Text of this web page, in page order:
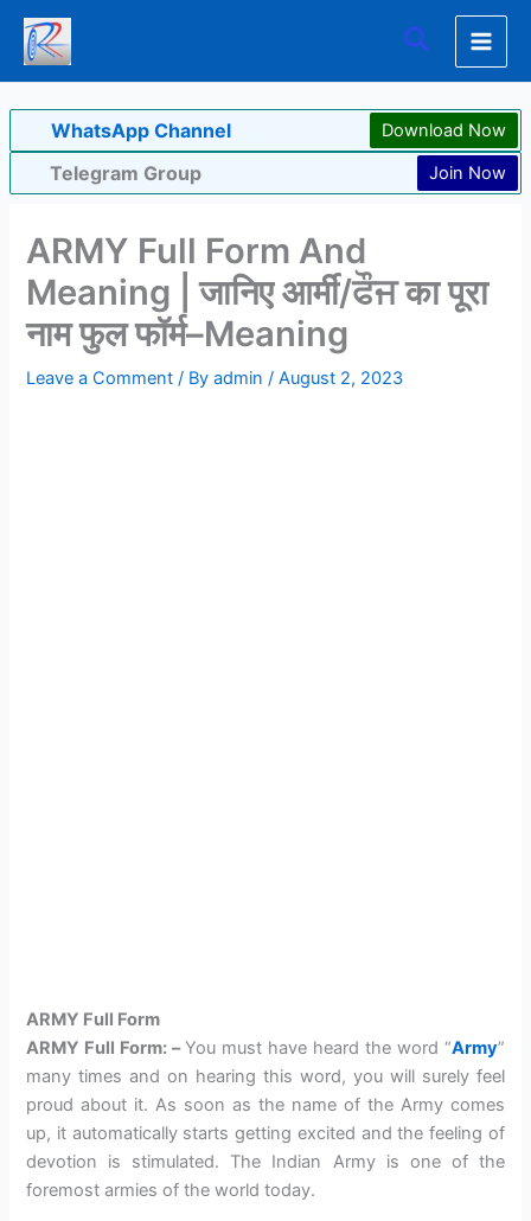
Skip
content
Search
WhatsApp Channel Download Now
Telegram Group Join Now
ARMY Full Form And
Meaning | जानिए आर्मी/ਫੌਜ का पूरा
नाम फुल फॉर्म–Meaning
Leave a Comment / Byadmin/August 2, 2023
ARMY Full Form
ARMY Full Form: –You must have heard the word “Army”
many times and on hearing this word, you will surely feel
proud about it. As soon as the name of the Army comes
up, it automatically starts getting excited and the feeling of
devotion is stimulated. The Indian Army is one of the
foremost armies of the world today.